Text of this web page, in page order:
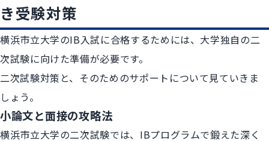
き受験対策
横浜市立大学のIB入試に合格するためには、大学独自の二
次試験に向けた準備が必要です。
二次試験対策と、そのためのサポートについて見ていきま
しょう。
小論文と面接の攻略法
横浜市立大学の二次試験では、IBプログラムで鍛えた深く